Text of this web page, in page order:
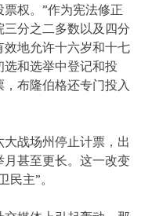
权。”作为宪法修正
分之二多数以及四分
地允许十六岁和十七
和选举中登记和投
布隆伯格还专门投入
战场州停止计票，出
甚至更长。这一改变
主”。